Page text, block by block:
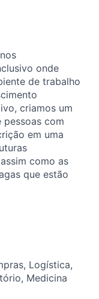
onde
de trabalho
criamos um
com
em uma
como as
que estão
Logística,
Medicina